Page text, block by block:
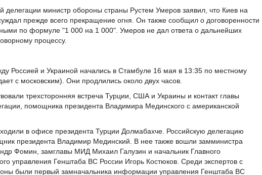
делегации министр обороны страны Рустем Умеров заявил, что Киев на
прежде всего прекращение огня. Он также сообщил о договоренности
по формуле "1 000 на 1 000". Умеров не дал ответа о дальнейших
процессу.
Россией и Украиной начались в Стамбуле 16 мая в 13:35 по местному
с московским). Они продлились около двух часов.
трехсторонняя встреча Турции, США и Украины и контакт главы
помощника президента Владимира Мединского с американской
в офисе президента Турции Долмабахче. Российскую делегацию
президента Владимир Мединский. В нее также вошли замминистра
Фомин, замглавы МИД Михаил Галузин и начальник Главного
управления Генштаба ВС России Игорь Костюков. Среди экспертов с
были первый замначальника информации управления Генштаба ВС